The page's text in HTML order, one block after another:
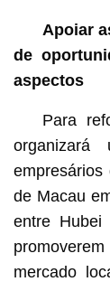
Apoiar
de
aspectos
Para
empresários
de Macau
entre Hubei
mercado